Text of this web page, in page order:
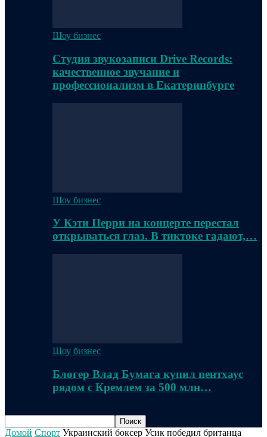
Шоу бизнес
Студия звукозаписи Drive Records:
качественное звучание и
профессионализм в Екатеринбурге
Шоу бизнес
У Кэти Перри на концерте перестал
открываться глаз. В тиктоке гадают,…
Шоу бизнес
Блогер Влад Бумага купил пентхаус
рядом с Кремлем за 500 млн…
Домой Спорт Украинский боксер Усик победил британца